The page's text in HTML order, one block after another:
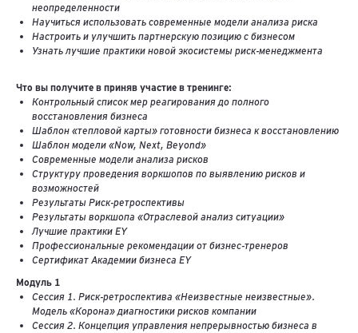
неопределенности
Научиться использовать современные модели анализа риска
Настроить и улучшить партнерскую позицию с бизнесом
Узнать лучшие практики новой экосистемы риск-менеджмента
Что вы получите в приняв участие в тренинге:
Контрольный список мер реагирования до полного
восстановления бизнеса
Шаблон «тепловой карты» готовности бизнеса к восстановлению
Шаблон модели «Now, Next, Beyond»
Современные модели анализа рисков
Структуру проведения воркшопов по выявлению рисков и
возможностей
Результаты Риск-ретроспективы
Результаты воркшопа «Отраслевой анализ ситуации»
Лучшие практики EY
Профессиональные рекомендации от бизнес-тренеров
Сертификат Академии бизнеса EY
Модуль 1
Сессия 1. Риск-ретроспектива «Неизвестные неизвестные».
Модель «Корона» диагностики рисков компании
Сессия 2. Концепция управления непрерывностью бизнеса в